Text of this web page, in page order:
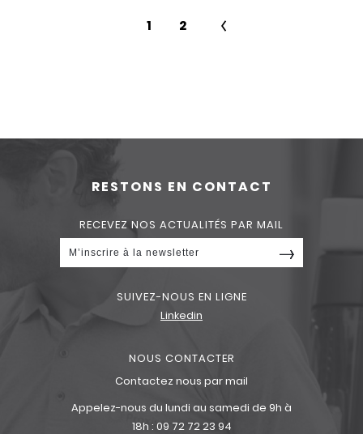
1 2
RESTONS EN CONTACT
RECEVEZ NOS ACTUALITÉS PAR MAIL
SUIVEZ-NOUS EN LIGNE
Linkedin
NOUS CONTACTER
Contactez nous par mail
Appelez-nous du lundi au samedi de 9h à
18h : 09 72 72 23 94